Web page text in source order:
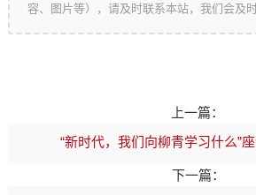
容、图片等），请及时联系本站，我们会及时
上一篇：
“新时代，我们向柳青学习什么”
下一篇：